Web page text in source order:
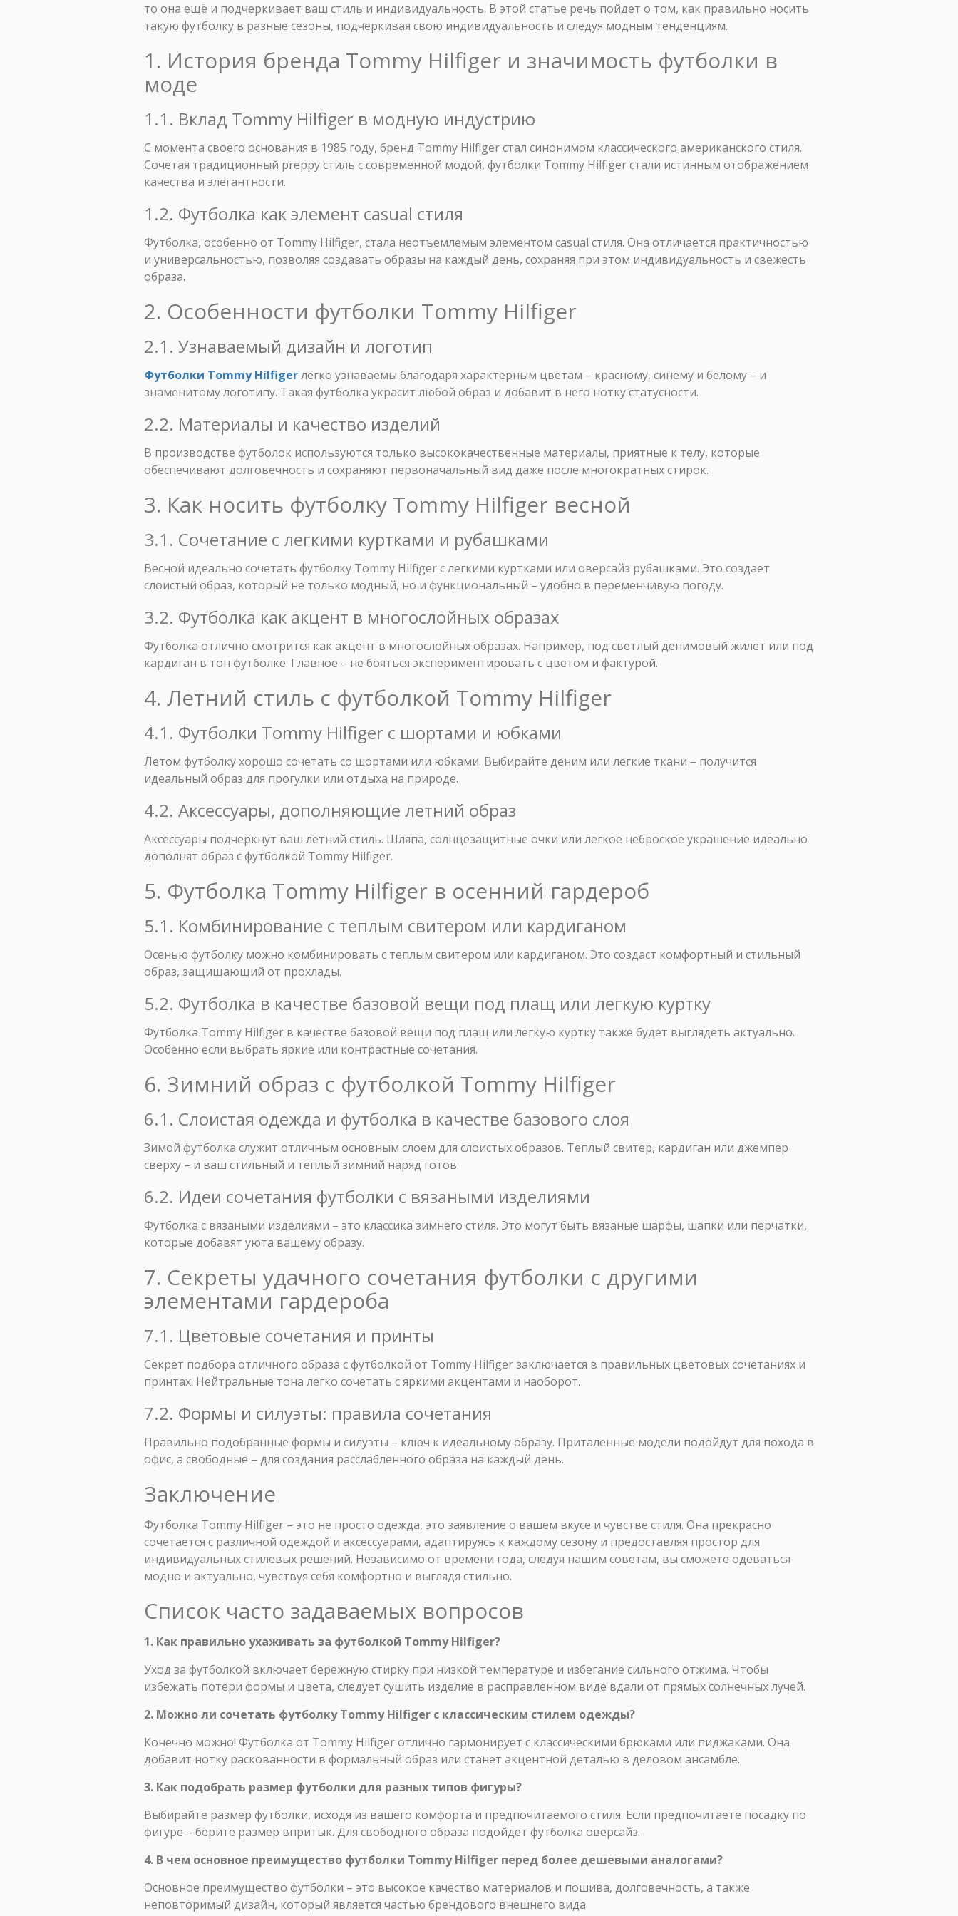
то она ещё и подчеркивает ваш стиль и индивидуальность. В этой статье речь пойдет о том, как правильно носить
такую футболку в разные сезоны, подчеркивая свою индивидуальность и следуя модным тенденциям.
1. История бренда Tommy Hilfiger и значимость футболки в
моде
1.1. Вклад Tommy Hilfiger в модную индустрию
С момента своего основания в 1985 году, бренд Tommy Hilfiger стал синонимом классического американского стиля.
Сочетая традиционный preppy стиль с современной модой, футболки Tommy Hilfiger стали истинным отображением
качества и элегантности.
1.2. Футболка как элемент casual стиля
Футболка, особенно от Tommy Hilfiger, стала неотъемлемым элементом casual стиля. Она отличается практичностью
и универсальностью, позволяя создавать образы на каждый день, сохраняя при этом индивидуальность и свежесть
образа.
2. Особенности футболки Tommy Hilfiger
2.1. Узнаваемый дизайн и логотип
Футболки Tommy Hilfigerлегко узнаваемы благодаря характерным цветам – красному, синему и белому – и
знаменитому логотипу. Такая футболка украсит любой образ и добавит в него нотку статусности.
2.2. Материалы и качество изделий
В производстве футболок используются только высококачественные материалы, приятные к телу, которые
обеспечивают долговечность и сохраняют первоначальный вид даже после многократных стирок.
3. Как носить футболку Tommy Hilfiger весной
3.1. Сочетание с легкими куртками и рубашками
Весной идеально сочетать футболку Tommy Hilfiger с легкими куртками или оверсайз рубашками. Это создает
слоистый образ, который не только модный, но и функциональный – удобно в переменчивую погоду.
3.2. Футболка как акцент в многослойных образах
Футболка отлично смотрится как акцент в многослойных образах. Например, под светлый денимовый жилет или под
кардиган в тон футболке. Главное – не бояться экспериментировать с цветом и фактурой.
4. Летний стиль с футболкой Tommy Hilfiger
4.1. Футболки Tommy Hilfiger с шортами и юбками
Летом футболку хорошо сочетать со шортами или юбками. Выбирайте деним или легкие ткани – получится
идеальный образ для прогулки или отдыха на природе.
4.2. Аксессуары, дополняющие летний образ
Аксессуары подчеркнут ваш летний стиль. Шляпа, солнцезащитные очки или легкое неброское украшение идеально
дополнят образ с футболкой Tommy Hilfiger.
5. Футболка Tommy Hilfiger в осенний гардероб
5.1. Комбинирование с теплым свитером или кардиганом
Осенью футболку можно комбинировать с теплым свитером или кардиганом. Это создаст комфортный и стильный
образ, защищающий от прохлады.
5.2. Футболка в качестве базовой вещи под плащ или легкую куртку
Футболка Tommy Hilfiger в качестве базовой вещи под плащ или легкую куртку также будет выглядеть актуально.
Особенно если выбрать яркие или контрастные сочетания.
6. Зимний образ с футболкой Tommy Hilfiger
6.1. Слоистая одежда и футболка в качестве базового слоя
Зимой футболка служит отличным основным слоем для слоистых образов. Теплый свитер, кардиган или джемпер
сверху – и ваш стильный и теплый зимний наряд готов.
6.2. Идеи сочетания футболки с вязаными изделиями
Футболка с вязаными изделиями – это классика зимнего стиля. Это могут быть вязаные шарфы, шапки или перчатки,
которые добавят уюта вашему образу.
7. Секреты удачного сочетания футболки с другими
элементами гардероба
7.1. Цветовые сочетания и принты
Секрет подбора отличного образа с футболкой от Tommy Hilfiger заключается в правильных цветовых сочетаниях и
принтах. Нейтральные тона легко сочетать с яркими акцентами и наоборот.
7.2. Формы и силуэты: правила сочетания
Правильно подобранные формы и силуэты – ключ к идеальному образу. Приталенные модели подойдут для похода в
офис, а свободные – для создания расслабленного образа на каждый день.
Заключение
Футболка Tommy Hilfiger – это не просто одежда, это заявление о вашем вкусе и чувстве стиля. Она прекрасно
сочетается с различной одеждой и аксессуарами, адаптируясь к каждому сезону и предоставляя простор для
индивидуальных стилевых решений. Независимо от времени года, следуя нашим советам, вы сможете одеваться
модно и актуально, чувствуя себя комфортно и выглядя стильно.
Список часто задаваемых вопросов
1. Как правильно ухаживать за футболкой Tommy Hilfiger?
Уход за футболкой включает бережную стирку при низкой температуре и избегание сильного отжима. Чтобы
избежать потери формы и цвета, следует сушить изделие в расправленном виде вдали от прямых солнечных лучей.
2. Можно ли сочетать футболку Tommy Hilfiger с классическим стилем одежды?
Конечно можно! Футболка от Tommy Hilfiger отлично гармонирует с классическими брюками или пиджаками. Она
добавит нотку раскованности в формальный образ или станет акцентной деталью в деловом ансамбле.
3. Как подобрать размер футболки для разных типов фигуры?
Выбирайте размер футболки, исходя из вашего комфорта и предпочитаемого стиля. Если предпочитаете посадку по
фигуре – берите размер впритык. Для свободного образа подойдет футболка оверсайз.
4. В чем основное преимущество футболки Tommy Hilfiger перед более дешевыми аналогами?
Основное преимущество футболки – это высокое качество материалов и пошива, долговечность, а также
неповторимый дизайн, который является частью брендового внешнего вида.